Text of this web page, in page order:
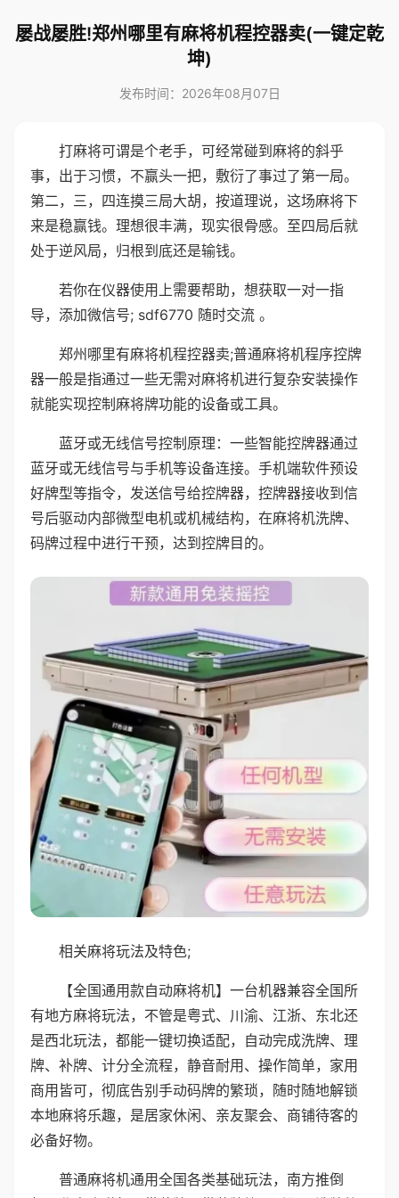
屡战屡胜!郑州哪里有麻将机程控器卖(一键定乾
坤)
发布时间：2026年08月07日
打麻将可谓是个老手，可经常碰到麻将的斜乎
事，出于习惯，不赢头一把，敷衍了事过了第一局。
第二，三，四连摸三局大胡，按道理说，这场麻将下
来是稳赢钱。理想很丰满，现实很骨感。至四局后就
处于逆风局，归根到底还是输钱。
若你在仪器使用上需要帮助，想获取一对一指
导，添加微信号; sdf6770 随时交流 。
郑州哪里有麻将机程控器卖;普通麻将机程序控牌
器一般是指通过一些无需对麻将机进行复杂安装操作
就能实现控制麻将牌功能的设备或工具。
蓝牙或无线信号控制原理：一些智能控牌器通过
蓝牙或无线信号与手机等设备连接。手机端软件预设
好牌型等指令，发送信号给控牌器，控牌器接收到信
号后驱动内部微型电机或机械结构，在麻将机洗牌、
码牌过程中进行干预，达到控牌目的。
相关麻将玩法及特色;
【全国通用款自动麻将机】一台机器兼容全国所
有地方麻将玩法，不管是粤式、川渝、江浙、东北还
是西北玩法，都能一键切换适配，自动完成洗牌、理
牌、补牌、计分全流程，静音耐用、操作简单，家用
商用皆可，彻底告别手动码牌的繁琐，随时随地解锁
本地麻将乐趣，是居家休闲、亲友聚会、商铺待客的
必备好物。
普通麻将机通用全国各类基础玩法，南方推倒